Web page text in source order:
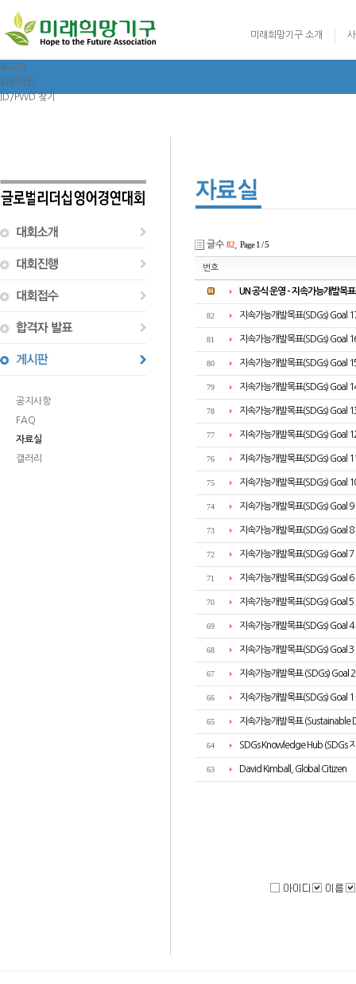
미래희망기구 소개
로그인
회원가입
ID/PWD 찾기
공지사항
FAQ
자료실
갤러리
글수 82 Page 1 / 5
번호
UN 공식 운영 - 지속가능개발목
82 지속가능개발목표(SDGs) Goal
81 지속가능개발목표(SDGs) Goal
80 지속가능개발목표(SDGs) Goal
79 지속가능개발목표(SDGs) Goal
78 지속가능개발목표(SDGs) Goal
77 지속가능개발목표(SDGs) Goal
76 지속가능개발목표(SDGs) Goal
75 지속가능개발목표(SDGs) Goal
74 지속가능개발목표(SDGs) Goal
73 지속가능개발목표(SDGs) Goal
72 지속가능개발목표(SDGs) Goal
71 지속가능개발목표(SDGs) Goal 6
70 지속가능개발목표(SDGs) Goal 5
69 지속가능개발목표(SDGs) Goal 4
68 지속가능개발목표(SDGs) Goal
67 지속가능개발목표 (SDGs) Goal
66 지속가능개발목표(SDGs) Goal
65 지속가능개발목표 (Sustainable
64 SDGs Knowledge Hub (SDGs
63 David Kimball, Global Citizen